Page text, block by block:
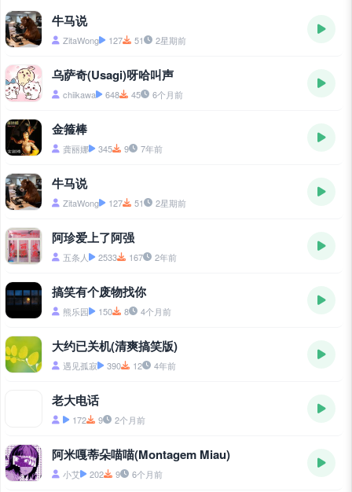
牛马说
ZitaWong 127 51 2星期前
乌萨奇(Usagi)呀哈叫声
chiikawa 648 45 6个月前
金箍棒
龚丽娜 345 9 7年前
牛马说
ZitaWong 127 51 2星期前
阿珍爱上了阿强
五条人 2533 167 2年前
搞笑有个废物找你
熊乐园 150 8 4个月前
大约已关机(清爽搞笑版)
遇见孤寂 390 12 4年前
老大电话
172 9 2个月前
阿米嘎蒂朵喵喵(Montagem Miau)
小艾 202 9 6个月前